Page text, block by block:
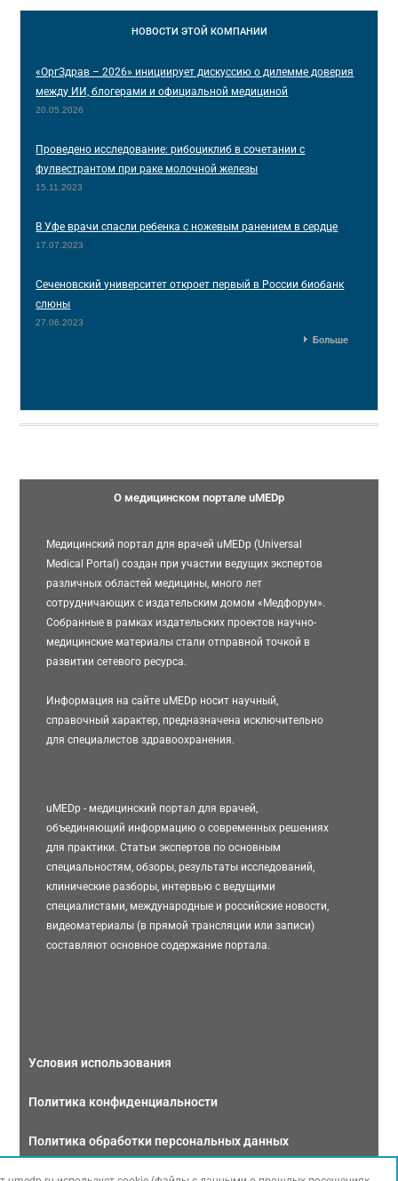
НОВОСТИ ЭТОЙ КОМПАНИИ
«ОргЗдрав – 2026» инициирует дискуссию о дилемме доверия
между ИИ, блогерами и официальной медициной
20.05.2026
Проведено исследование: рибоциклиб в сочетании с
фулвестрантом при раке молочной железы
15.11.2023
В Уфе врачи спасли ребенка с ножевым ранением в сердце
17.07.2023
Сеченовский университет откроет первый в России биобанк
слюны
27.06.2023
Больше
О медицинском портале uMEDp
Медицинский портал для врачей uMEDp (Universal
Medical Portal) создан при участии ведущих экспертов
различных областей медицины, много лет
сотрудничающих с издательским домом «Медфорум».
Собранные в рамках издательских проектов научно-
медицинские материалы стали отправной точкой в
развитии сетевого ресурса.
Информация на сайте uMEDp носит научный,
справочный характер, предназначена исключительно
для специалистов здравоохранения.
uMEDp - медицинский портал для врачей,
объединяющий информацию о современных решениях
для практики. Статьи экспертов по основным
специальностям, обзоры, результаты исследований,
клинические разборы, интервью с ведущими
специалистами, международные и российские новости,
видеоматериалы (в прямой трансляции или записи)
составляют основное содержание портала.
Условия использования
Политика конфиденциальности
Политика обработки персональных данных